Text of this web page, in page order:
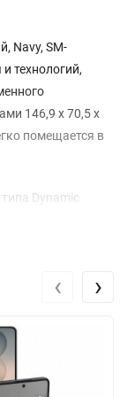
Navy, SM-
технологий,
146,9 x 70,5 x
помещается в
Dynamic
который
вечерний свет.
мощный
его
‹ ›